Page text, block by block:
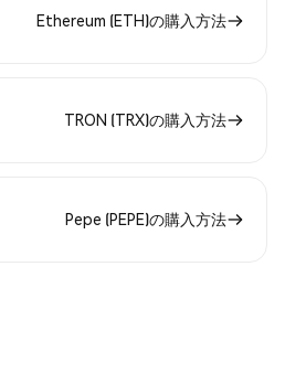
Ethereum (ETH)の購入方法
TRON (TRX)の購入方法
Pepe (PEPE)の購入方法